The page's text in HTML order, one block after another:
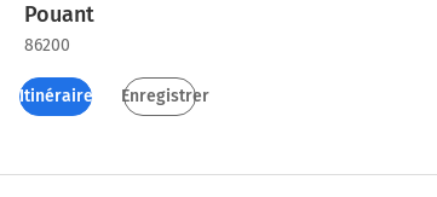
Pouant
86200
Itinéraires Enregistrer